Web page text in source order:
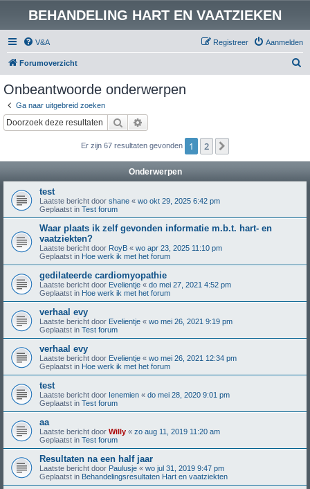
BEHANDELING HART EN VAATZIEKEN
V&A Aanmelden
Registreer
Forumoverzicht
Onbeantwoorde onderwerpen
Ga naar uitgebreid zoeken
Zoek
Er zijn 67 resultaten gevonden 1 2
Onderwerpen
test
Laatste bericht door shane « wo okt 29, 2025 6:42 pm
Geplaatst in Test forum
Waar plaats ik zelf gevonden informatie m.b.t. hart- en
vaatziekten?
Laatste bericht door RoyB « wo apr 23, 2025 11:10 pm
Geplaatst in Hoe werk ik met het forum
gedilateerde cardiomyopathie
Laatste bericht door Evelientje « do mei 27, 2021 4:52 pm
Geplaatst in Hoe werk ik met het forum
verhaal evy
Laatste bericht door Evelientje « wo mei 26, 2021 9:19 pm
Geplaatst in Test forum
verhaal evy
Laatste bericht door Evelientje « wo mei 26, 2021 12:34 pm
Geplaatst in Hoe werk ik met het forum
test
Laatste bericht door Ienemien « do mei 28, 2020 9:01 pm
Geplaatst in Test forum
aa
Laatste bericht door Willy « zo aug 11, 2019 11:20 am
Geplaatst in Test forum
Resultaten na een half jaar
Laatste bericht door Paulusje « wo jul 31, 2019 9:47 pm
Geplaatst in Behandelingsresultaten Hart en vaatziekten